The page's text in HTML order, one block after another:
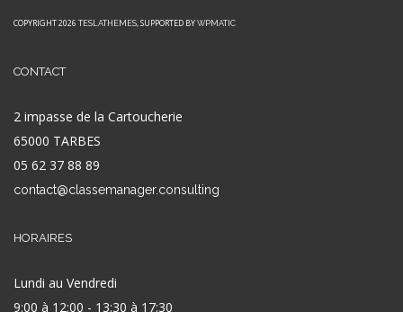
COPYRIGHT 2026 TESLATHEMES, SUPPORTED BY WPMATIC
CONTACT
2 impasse de la Cartoucherie
65000 TARBES
05 62 37 88 89
contact@classemanager.consulting
HORAIRES
Lundi au Vendredi
9:00 à 12:00 - 13:30 à 17:30